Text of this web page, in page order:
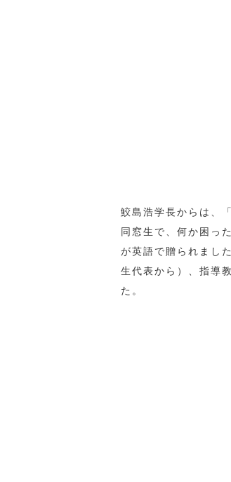
鮫島浩学長からは、
同窓生で、何か困っ
が英語で贈られまし
生代表から）、指導
た。